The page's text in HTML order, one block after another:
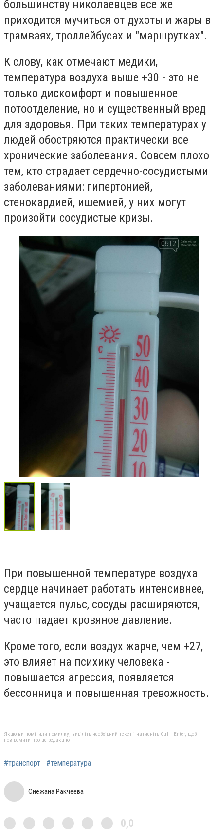
большинству николаевцев все же
приходится мучиться от духоты и жары в
трамваях, троллейбусах и "маршрутках".
К слову, как отмечают медики,
температура воздуха выше +30 - это не
только дискомфорт и повышенное
потоотделение, но и существенный вред
для здоровья. При таких температурах у
людей обостряются практически все
хронические заболевания. Совсем плохо
тем, кто страдает сердечно-сосудистыми
заболеваниями: гипертонией,
стенокардией, ишемией, у них могут
произойти сосудистые кризы.
При повышенной температуре воздуха
сердце начинает работать интенсивнее,
учащается пульс, сосуды расширяются,
часто падает кровяное давление.
Кроме того, если воздух жарче, чем +27,
это влияет на психику человека -
повышается агрессия, появляется
бессонница и повышенная тревожность.
Якщо ви помітили помилку, виділіть необхідний текст і натисніть Ctrl + Enter, щоб
повідомити про це редакцію
#транспорт #температура
Снежана Ракчеева
0,0